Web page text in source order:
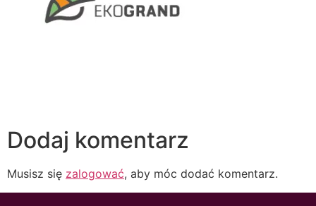
Dodaj komentarz
Musisz się zalogować, aby móc dodać komentarz.